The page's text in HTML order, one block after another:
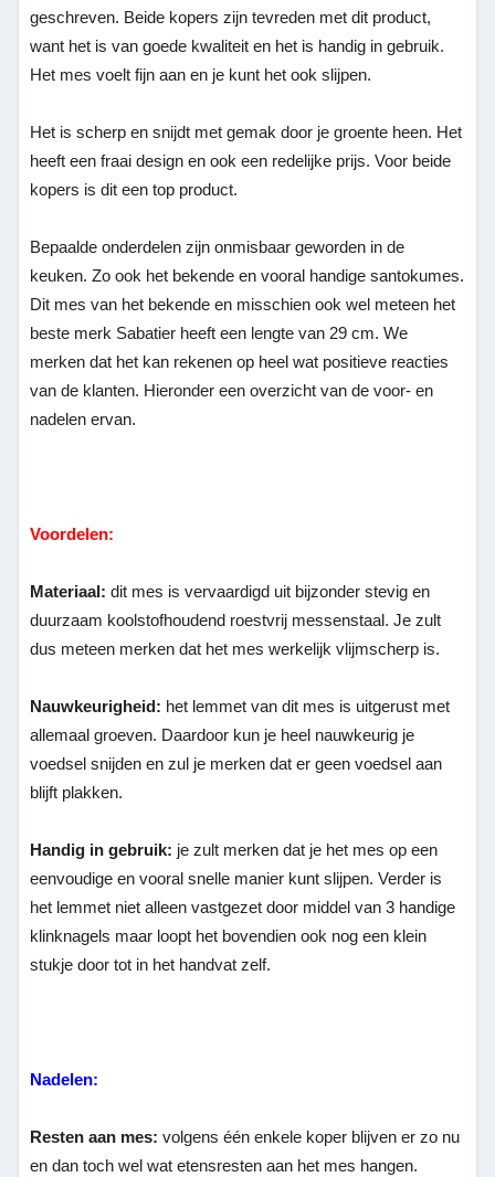
geschreven. Beide kopers zijn tevreden met dit product,
want het is van goede kwaliteit en het is handig in gebruik.
Het mes voelt fijn aan en je kunt het ook slijpen.
Het is scherp en snijdt met gemak door je groente heen. Het
heeft een fraai design en ook een redelijke prijs. Voor beide
kopers is dit een top product.
Bepaalde onderdelen zijn onmisbaar geworden in de
keuken. Zo ook het bekende en vooral handige santokumes.
Dit mes van het bekende en misschien ook wel meteen het
beste merk Sabatier heeft een lengte van 29 cm. We
merken dat het kan rekenen op heel wat positieve reacties
van de klanten. Hieronder een overzicht van de voor- en
nadelen ervan.
Voordelen:
Materiaal:dit mes is vervaardigd uit bijzonder stevig en
duurzaam koolstofhoudend roestvrij messenstaal. Je zult
dus meteen merken dat het mes werkelijk vlijmscherp is.
Nauwkeurigheid: het lemmet van dit mes is uitgerust met
allemaal groeven. Daardoor kun je heel nauwkeurig je
voedsel snijden en zul je merken dat er geen voedsel aan
blijft plakken.
Handig in gebruik: je zult merken dat je het mes op een
eenvoudige en vooral snelle manier kunt slijpen. Verder is
het lemmet niet alleen vastgezet door middel van 3 handige
klinknagels maar loopt het bovendien ook nog een klein
stukje door tot in het handvat zelf.
Nadelen:
Resten aan mes:volgens één enkele koper blijven er zo nu
en dan toch wel wat etensresten aan het mes hangen.